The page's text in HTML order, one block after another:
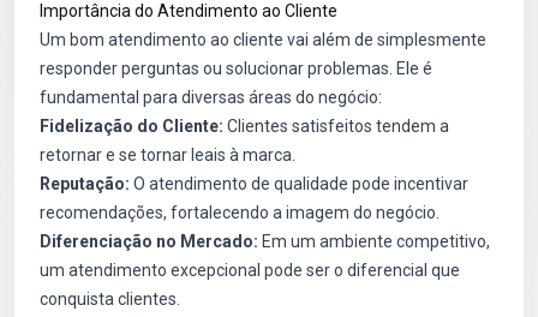
Importância do Atendimento ao Cliente
Um bom atendimento ao cliente vai além de simplesmente
responder perguntas ou solucionar problemas. Ele é
fundamental para diversas áreas do negócio:
Fidelização do Cliente: Clientes satisfeitos tendem a
retornar e se tornar leais à marca.
Reputação: O atendimento de qualidade pode incentivar
recomendações, fortalecendo a imagem do negócio.
Diferenciação no Mercado: Em um ambiente competitivo,
um atendimento excepcional pode ser o diferencial que
conquista clientes.